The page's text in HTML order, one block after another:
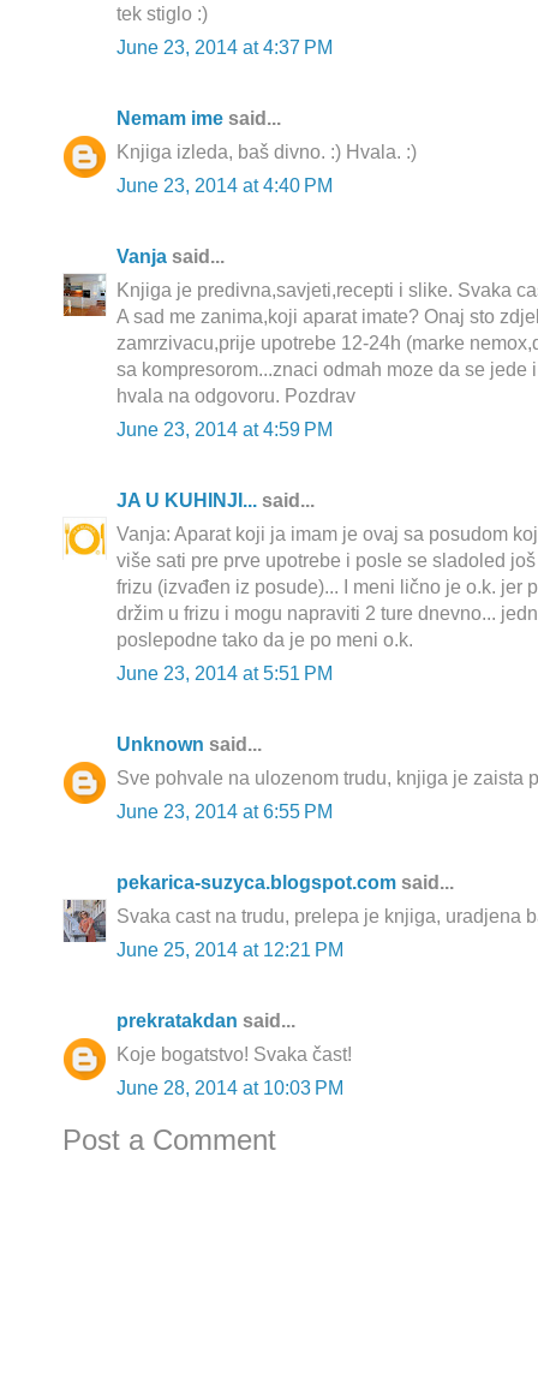
tek stiglo :)
June 23, 2014 at 4:37 PM
Nemam ime said...
Knjiga izleda, baš divno. :) Hvala. :)
June 23, 2014 at 4:40 PM
Vanja said...
Knjiga je predivna,savjeti,recepti i slike. Svaka
A sad me zanima,koji aparat imate? Onaj sto
zamrzivacu,prije upotrebe 12-24h (marke
sa kompresorom...znaci odmah moze da se jede
hvala na odgovoru. Pozdrav
June 23, 2014 at 4:59 PM
JA U KUHINJI... said...
Vanja: Aparat koji ja imam je ovaj sa posudom
više sati pre prve upotrebe i posle se sladoled
frizu (izvađen iz posude)... I meni lično je o.k. jer
držim u frizu i mogu napraviti 2 ture dnevno...
poslepodne tako da je po meni o.k.
June 23, 2014 at 5:51 PM
Unknown said...
Sve pohvale na ulozenom trudu, knjiga je zaista
June 23, 2014 at 6:55 PM
pekarica-suzyca.blogspot.com said...
Svaka cast na trudu, prelepa je knjiga, uradjena
June 25, 2014 at 12:21 PM
prekratakdan said...
Koje bogatstvo! Svaka čast!
June 28, 2014 at 10:03 PM
Post a Comment